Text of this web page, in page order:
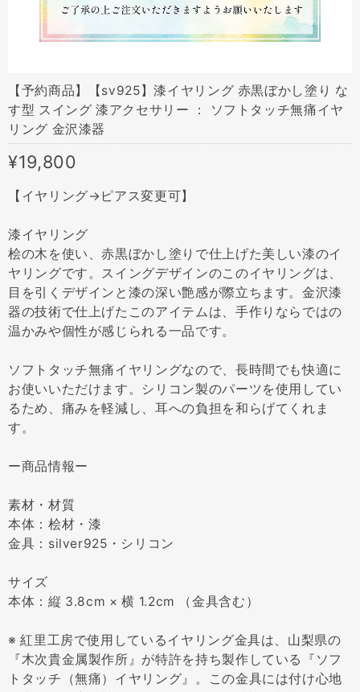
【予約商品】【sv925】漆イヤリング 赤黒ぼかし塗り な
す型 スイング 漆アクセサリー ： ソフトタッチ無痛イヤ
リング 金沢漆器
¥19,800
【イヤリング→ピアス変更可】
漆イヤリング
桧の木を使い、赤黒ぼかし塗りで仕上げた美しい漆のイ
ヤリングです。スイングデザインのこのイヤリングは、
目を引くデザインと漆の深い艶感が際立ちます。金沢漆
器の技術で仕上げたこのアイテムは、手作りならではの
温かみや個性が感じられる一品です。
ソフトタッチ無痛イヤリングなので、長時間でも快適に
お使いいただけます。シリコン製のパーツを使用してい
るため、痛みを軽減し、耳への負担を和らげてくれま
す。
ー商品情報ー
素材・材質
本体：桧材・漆
金具：silver925・シリコン
サイズ
本体：縦 3.8cm × 横 1.2cm （金具含む）
※ 紅里工房で使用しているイヤリング金具は、山梨県の
『木次貴金属製作所』が特許を持ち製作している『ソフ
トタッチ（無痛）イヤリング』。この金具には付け心地